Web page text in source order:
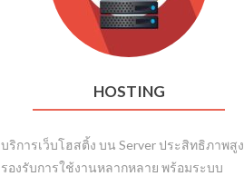
HOSTING
บริการเว็บโฮสติ้ง บน Server ประสิทธิภาพสูง
รองรับการใช้งานหลากหลาย พร้อมระบบ